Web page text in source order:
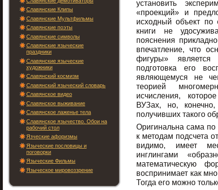
Славянские Клипы
Славянские Мультфильмы
Славянские поэты
Славянские символы
Славянские языческие
праздники
Славянские языческие
художники
Славянский космизм
Славянский языческий словарь
Славянское видео
Славянское выживание
Славянское лаженье тела
Славянское язычество. Обои на
рабочий стол
Язческие афоризмы
Языческие пословицы и
поговорки
Языческие Фильмы
Языческое мировоззрение
установить
«проекций» и
исходный объект по
книги не
пояснения
впечатление, что
фигуры»
подготовка его
являющемуся не
теорией
исчисления,
ВУЗах, но,
получивших такого
Оригинальна сама по
к методам подсчета
видимо, имеет
инглингами
математическую
воспринимает как
Тогда его можно